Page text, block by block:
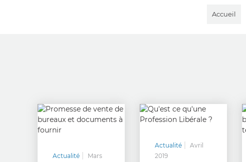
Accueil
Actualité
Mars
Actualité
Avril
2019